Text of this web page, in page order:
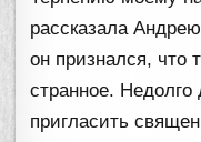
рассказала
он признался, что
странное.
пригласить